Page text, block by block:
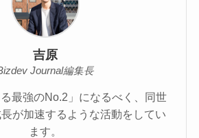
吉原
Journal編集長
る最強のNo.2」になるべく、同世
が加速するような活動をしてい
ます。